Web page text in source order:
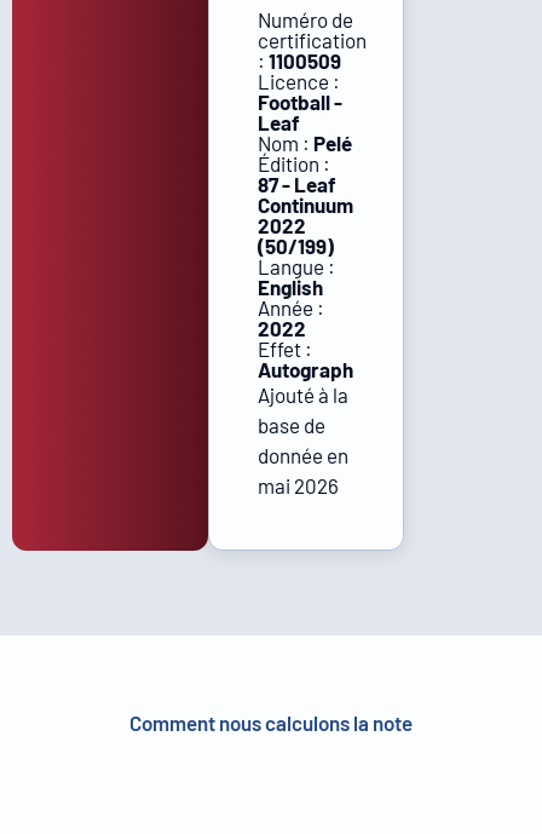
Numéro de
certification
: 1100509
Licence :
Football -
Leaf
Nom : Pelé
Édition :
87 - Leaf
Continuum
2022
(50/199)
Langue :
English
Année :
2022
Effet :
Autograph
Ajouté à la
base de
donnée en
mai 2026
Comment nous calculons la note